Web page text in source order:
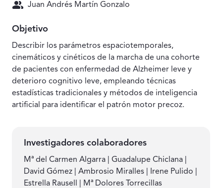
Juan Andrés Martín Gonzalo
Objetivo
Describir los parámetros espaciotemporales,
cinemáticos y cinéticos de la marcha de una cohorte
de pacientes con enfermedad de Alzheimer leve y
deterioro cognitivo leve, empleando técnicas
estadísticas tradicionales y métodos de inteligencia
artificial para identificar el patrón motor precoz.
Investigadores colaboradores
Mª del Carmen Algarra | Guadalupe Chiclana |
David Gómez | Ambrosio Miralles | Irene Pulido |
Estrella Rausell | Mª Dolores Torrecillas